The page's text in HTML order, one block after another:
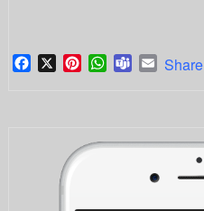
Facebook
X PinterestWhatsApp
TeamsEmail
Share